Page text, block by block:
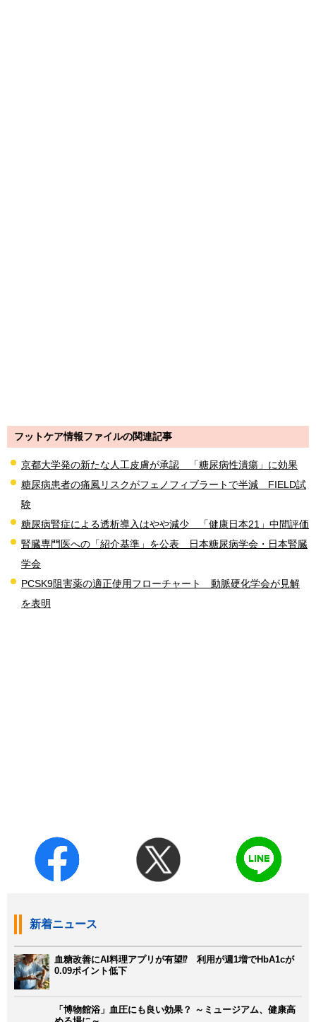
フットケア情報ファイルの関連記事
京都大学発の新たな人工皮膚が承認 「糖尿病性潰瘍」に効果
糖尿病患者の痛風リスクがフェノフィブラートで半減 FIELD試
験
糖尿病腎症による透析導入はやや減少 「健康日本21」中間評価
腎臓専門医への「紹介基準」を公表 日本糖尿病学会・日本腎臓
学会
PCSK9阻害薬の適正使用フローチャート 動脈硬化学会が見解
を表明
新着ニュース
血糖改善にAI料理アプリが有望⁉ 利用が週1増でHbA1cが
0.09ポイント低下
「博物館浴」血圧にも良い効果？ ～ミュージアム、健康高